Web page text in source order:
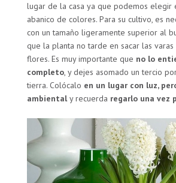
lugar de la casa ya que podemos elegir
abanico de colores. Para su cultivo, es
con un tamaño ligeramente superior al
que la planta no tarde en sacar las
flores. Es muy importante que no lo
completo, y dejes asomado un tercio
tierra. Colócalo en un lugar con luz,
ambientaly recuerda regarlo una vez